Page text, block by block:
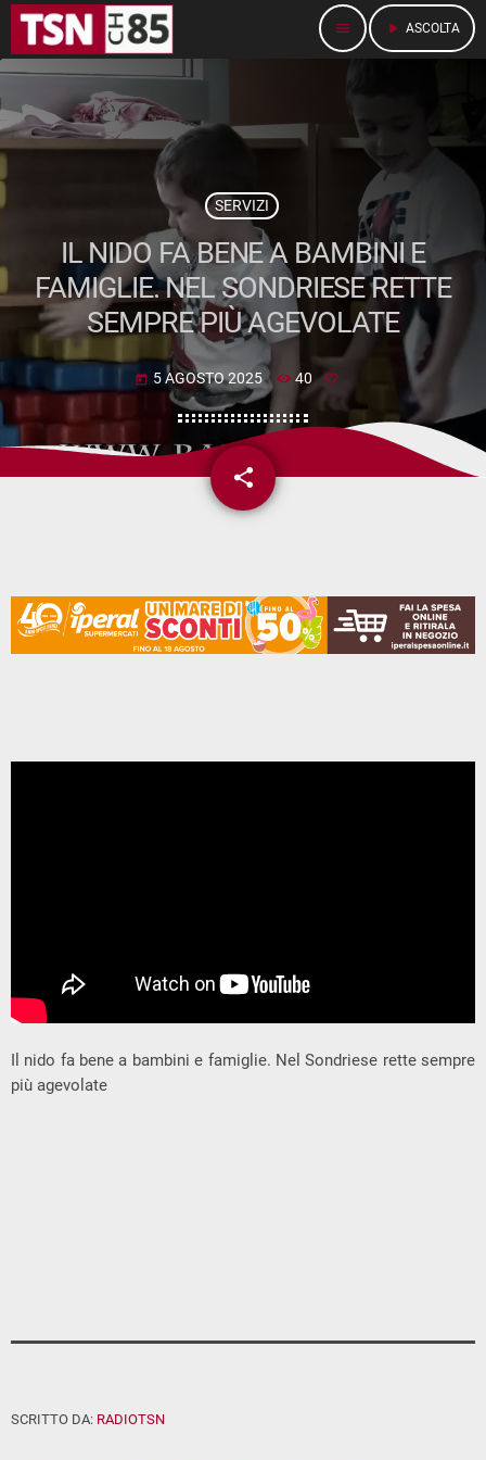
menu play_arrow ASCOLTA
SERVIZI
IL NIDO FA BENE A BAMBINI E
FAMIGLIE. NEL SONDRIESE RETTE
SEMPRE PIÙ AGEVOLATE
today 5 AGOSTO 2025 40
share
email
Il nido fa bene a bambini e famiglie. Nel Sondriese rette sempre
più agevolate
SCRITTO DA: RADIOTSN